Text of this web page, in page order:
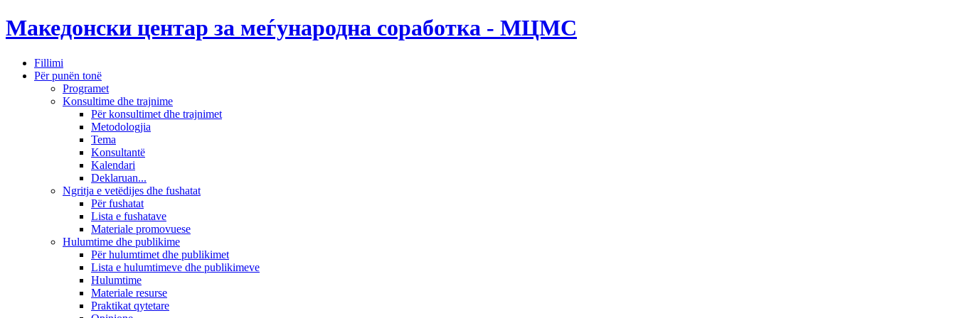
Македонски центар за меѓународна соработка - МЦМС
Fillimi
Për punën tonë
Programet
Konsultime dhe trajnime
Për konsultimet dhe trajnimet
Metodologjia
Tema
Konsultantë
Kalendari
Deklaruan...
Ngritja e vetëdijes dhe fushatat
Për fushatat
Lista e fushatave
Materiale promovuese
Hulumtime dhe publikime
Për hulumtimet dhe publikimet
Lista e hulumtimeve dhe publikimeve
Hulumtime
Materiale resurse
Praktikat qytetare